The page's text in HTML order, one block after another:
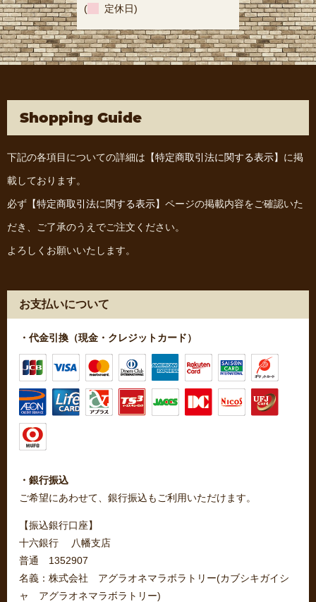
( 定休日)
Shopping Guide
下記の各項目についての詳細は 【特定商取引法に関する表示】 に掲
載しております。
必ず 【特定商取引法に関する表示】 ページの掲載内容をご確認いた
だき、ご了承のうえでご注文ください。
よろしくお願いいたします。
お支払いについて
・代金引換（現金・クレジットカード）
・銀行振込
ご希望にあわせて、銀行振込もご利用いただけます。
【振込銀行口座】
十六銀行 八幡支店
普通 1352907
名義：株式会社 アグラオネマラボラトリー(カブシキガイシ
ャ アグラオネマラボラトリー)